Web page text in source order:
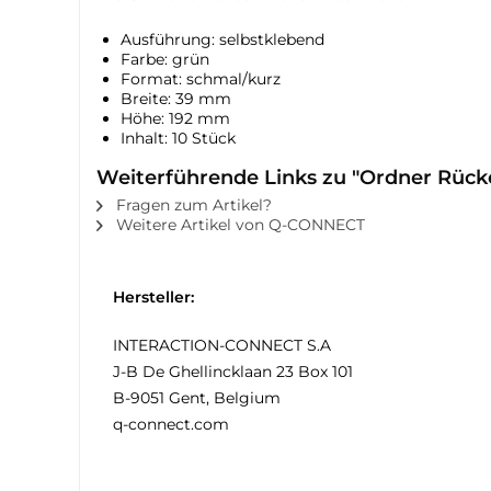
Ausführung: selbstklebend
Farbe: grün
Format: schmal/kurz
Breite: 39 mm
Höhe: 192 mm
Inhalt: 10 Stück
Weiterführende Links zu "Ordner
Fragen zum Artikel?
Weitere Artikel von Q-CONNECT
Hersteller:
INTERACTION-CONNECT S.A
J-B De Ghellincklaan 23 Box 101
B-9051 Gent, Belgium
q-connect.com